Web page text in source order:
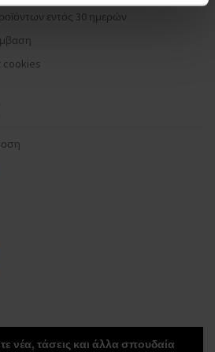
εντός 30 ημερών
cookies
νέα, τάσεις και άλλα σπουδαία